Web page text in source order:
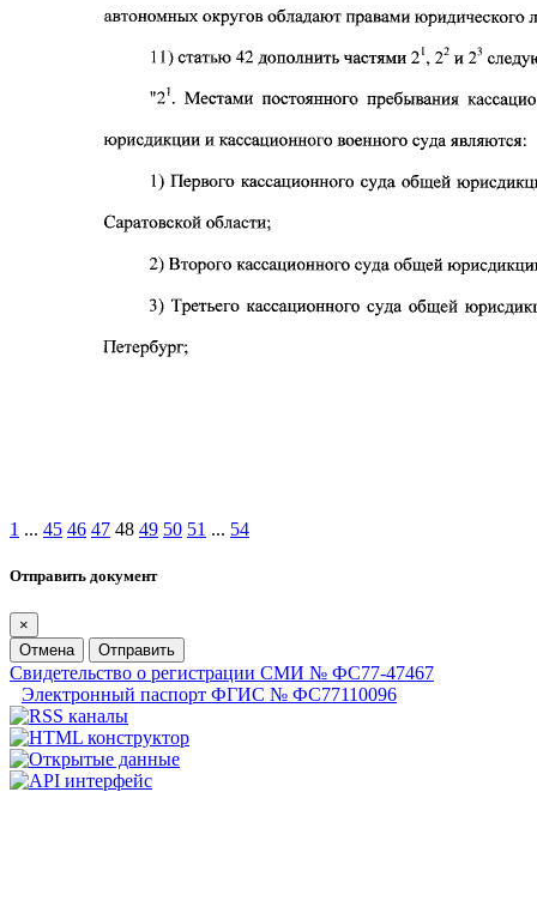
1 ... 45 46 47 48 49 50 51 ... 54
Отправить документ
×
Отмена
Отправить
Свидетельство о регистрации СМИ № ФС77-47467
Электронный паспорт ФГИС № ФС77110096